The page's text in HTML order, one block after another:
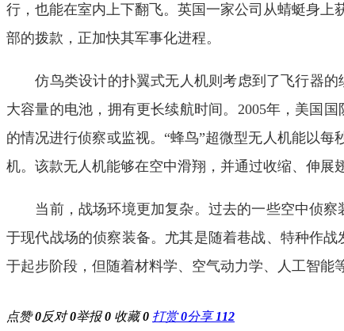
行，也能在室内上下翻飞。英国一家公司从蜻蜓身上
部的拨款，正加快其军事化进程。
仿鸟类设计的扑翼式无人机则考虑到了飞行器的
大容量的电池，拥有更长续航时间。2005年，美国
的情况进行侦察或监视。“蜂鸟”超微型无人机能以
机。该款无人机能够在空中滑翔，并通过收缩、伸展
当前，战场环境更加复杂。过去的一些空中侦察
于现代战场的侦察装备。尤其是随着巷战、特种作
于起步阶段，但随着材料学、空气动力学、人工智能
点赞0反对0举报0 收藏0 打赏0分享 112